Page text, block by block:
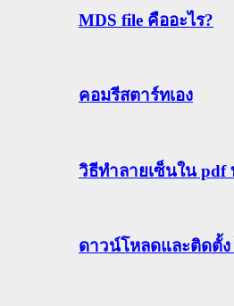
MDS file คืออะไร?
คอมรีสตาร์ทเอง
วิธีทําลายเซ็นใน pdf
ดาวน์โหลดและติดตั้ง